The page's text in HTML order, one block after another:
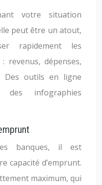
votre situation
peut être un atout,
rapidement les
revenus, dépenses,
Des outils en ligne
infographies
banques, il est
capacité d’emprunt.
maximum, qui